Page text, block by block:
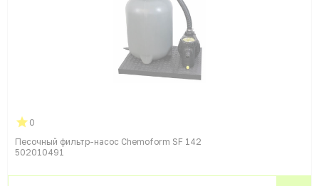
0
Песочный фильтр-насос Chemoform SF 142
502010491